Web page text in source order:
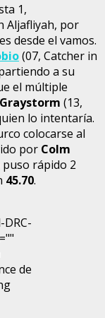
1,
Aljafliyah, por
desde el vamos.
(07, Catcher in
a su
el múltiple
Graystorm (13,
lo intentaría.
colocarse al
por Colm
puso rápido 2
45.70.
de